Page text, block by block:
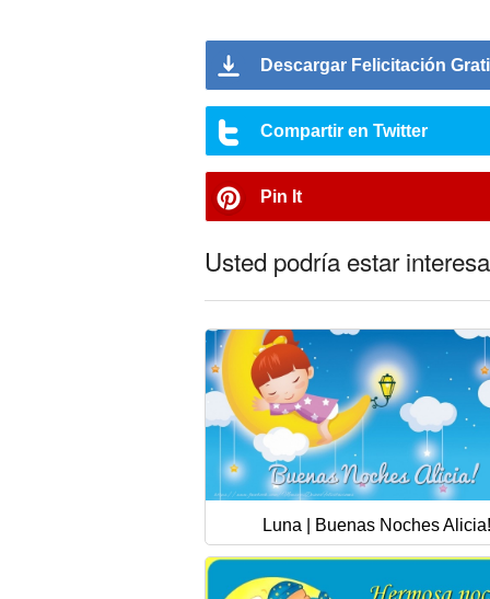
Descargar Felicitación
Compartir en Twitter
Pin It
Usted podría estar
Luna | Buenas Noches Alicia!